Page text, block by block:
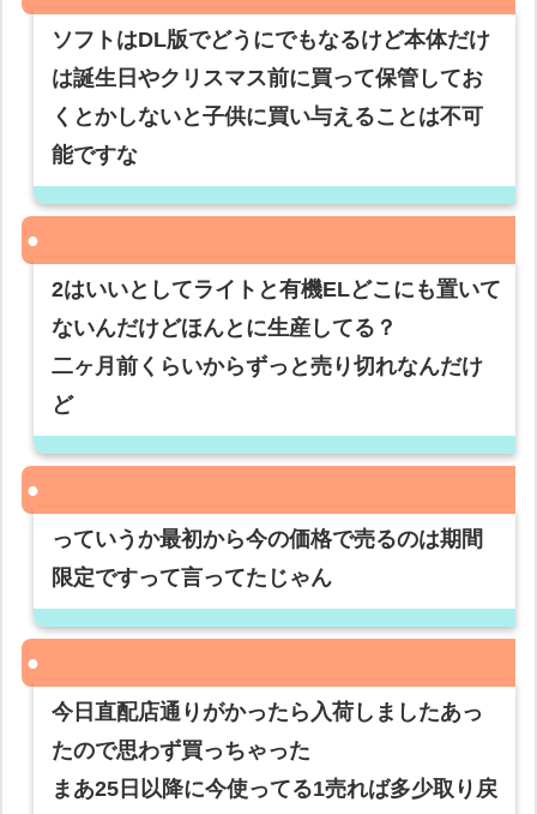
ソフトはDL版でどうにでもなるけど本体だけ
は誕生日やクリスマス前に買って保管してお
くとかしないと子供に買い与えることは不可
能ですな
2はいいとしてライトと有機ELどこにも置いて
ないんだけどほんとに生産してる？
二ヶ月前くらいからずっと売り切れなんだけ
ど
っていうか最初から今の価格で売るのは期間
限定ですって言ってたじゃん
今日直配店通りがかったら入荷しましたあっ
たので思わず買っちゃった
まあ25日以降に今使ってる1売れば多少取り戻